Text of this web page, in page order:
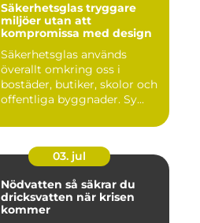
Säkerhetsglas tryggare
miljöer utan att
kompromissa med design
Säkerhetsglas används
överallt omkring oss i
bostäder, butiker, skolor och
offentliga byggnader. Sy...
03. jul
Nödvatten så säkrar du
dricksvatten när krisen
kommer